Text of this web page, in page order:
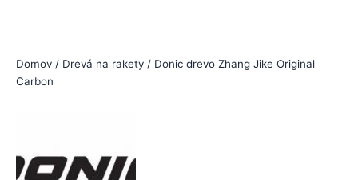
Domov / Drevá na rakety / Donic drevo Zhang Jike Original
Carbon